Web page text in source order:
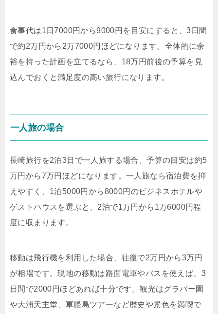
食事代は1日7000円から9000円を目安にすると、3日間
で約2万円から2万7000円ほどになります。全体的に余
裕を持った計画を立てるなら、18万円前後の予算を見
込んでおくと満足度の高い旅行になります。
一人旅の場合
長崎旅行を2泊3日で一人旅する場合、予算の目安は約5
万円から7万円ほどになります。一人旅なら宿泊費を抑
えやすく、1泊5000円から8000円のビジネスホテルや
ゲストハウスを選ぶと、2泊で1万円から1万6000円程
度に収まります。
移動は飛行機を利用した場合、往復で2万円から3万円
が相場です。現地の移動は路面電車やバスを使えば、3
日間で2000円ほどあれば十分です。観光はグラバー園
や大浦天主堂、軍艦島ツアーなど歴史や景色を満喫で